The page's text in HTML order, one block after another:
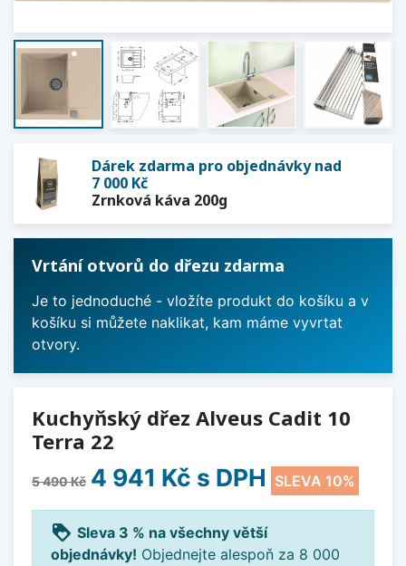
Dárek zdarma pro objednávky nad
7 000 Kč
Zrnková káva 200g
Vrtání otvorů do dřezu zdarma
Je to jednoduché - vložíte produkt do košíku a v
košíku si můžete naklikat, kam máme vyvrtat
otvory.
Kuchyňský dřez Alveus Cadit 10
Terra 22
5 490 Kč 4 941 Kč s DPH SLEVA 10%
loyalty Sleva 3 % na všechny větší
objednávky! Objednejte alespoň za 8 000